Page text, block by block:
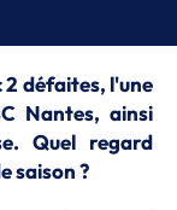
2 défaites, l'une
Nantes, ainsi
Quel regard
saison ?